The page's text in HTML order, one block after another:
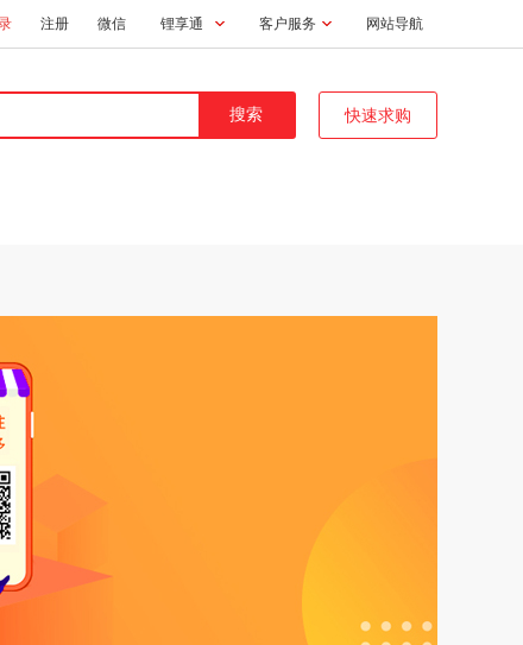
注册 微信 锂享通 客户服务 网站导航
快速求购